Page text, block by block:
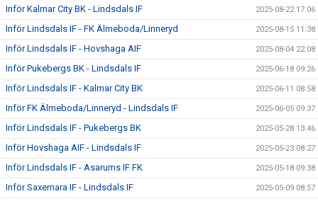
Inför Kalmar City BK - Lindsdals IF 2025-08-22 17:06
Inför Lindsdals IF - FK Älmeboda/Linneryd 2025-08-15 11:38
Inför Lindsdals IF - Hovshaga AIF 2025-08-04 22:08
Inför Pukebergs BK - Lindsdals IF 2025-06-18 09:26
Inför Lindsdals IF - Kalmar City BK 2025-06-11 08:58
Inför FK Älmeboda/Linneryd - Lindsdals IF 2025-06-05 09:37
Inför Lindsdals IF - Pukebergs BK 2025-05-28 13:46
Inför Hovshaga AIF - Lindsdals IF 2025-05-23 08:27
Inför Lindsdals IF - Asarums IF FK 2025-05-18 09:38
Inför Saxemara IF - Lindsdals IF 2025-05-09 08:57